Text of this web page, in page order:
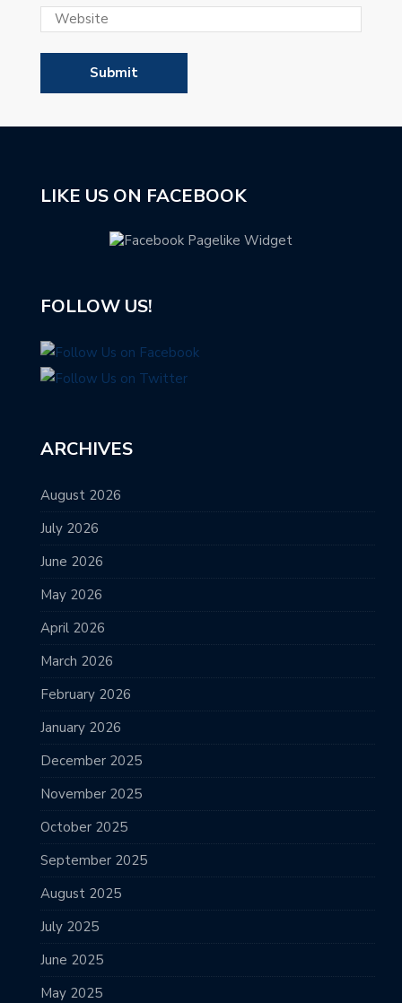
LIKE US ON FACEBOOK
FOLLOW US!
ARCHIVES
August 2026
July 2026
June 2026
May 2026
April 2026
March 2026
February 2026
January 2026
December 2025
November 2025
October 2025
September 2025
August 2025
July 2025
June 2025
May 2025